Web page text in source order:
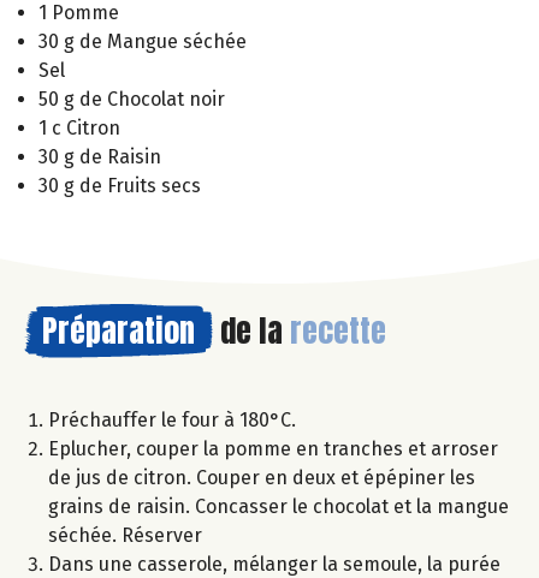
1 Pomme
30 g de Mangue séchée
Sel
50 g de Chocolat noir
1 c Citron
30 g de Raisin
30 g de Fruits secs
Préparation de la recette
Préchauffer le four à 180°C.
Eplucher, couper la pomme en tranches et arroser
de jus de citron. Couper en deux et épépiner les
grains de raisin. Concasser le chocolat et la mangue
séchée. Réserver
Dans une casserole, mélanger la semoule, la purée